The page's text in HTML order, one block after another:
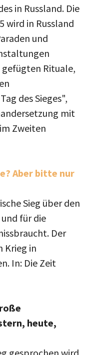
in Russland. Die
wird in Russland
und
Rituale,
des Sieges",
mit
Zweiten
Aber bitte nur
Sieg über den
für die
Der
Krieg in
In: Die Zeit
heute,